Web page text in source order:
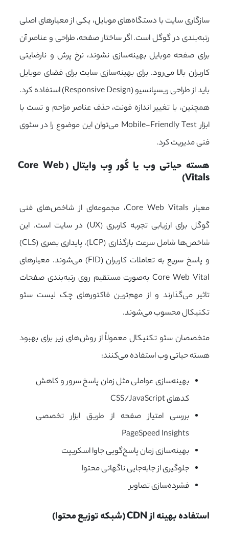
سازگاری سایت با دستگاه‌های موبایل، یکی از معیارهای اصلی
رتبه‌بندی در گوگل است. اگر ساختار صفحه، طراحی و عناصر آن
برای صفحه موبایل بهینه‌سازی نشوند، نرخ پرش و نارضایتی
کاربران بالا می‌رود. برای بهینه‌سازی سایت برای فضای موبایل
باید از طراحی ریسپانسیو (Responsive Design) استفاده کرد.
همچنین، با تغییر اندازه فونت، حذف عناصر مزاحم و تست با
ابزار Mobile-Friendly Test می‌توان این موضوع را در سئوی
فنی مدیریت کرد.
هسته حیاتی وب یا کُور وِب وایتال (Core Web
Vitals)
معیار Core Web Vitals، مجموعه‌ای از شاخص‌های فنی
گوگل برای ارزیابی تجربه کاربری (UX) در سایت است. این
شاخص‌ها شامل سرعت بارگذاری (LCP)، پایداری بصری (CLS)
و پاسخ سریع به تعاملات کاربران (FID) می‌شوند. معیارهای
Core Web Vital به‌صورت مستقیم روی رتبه‌بندی صفحات
تاثیر می‌گذارند و از مهم‌ترین فاکتورهای چک لیست سئو
تکنیکال محسوب می‌شوند.
متخصصان سئو تکنیکال معمولاً از روش‌های زیر برای بهبود
هسته حیاتی وب استفاده می‌کنند:
بهینه‌سازی عواملی مثل زمان پاسخ سرور و کاهش
کدهای CSS/JavaScript
بررسی امتیاز صفحه از طریق ابزار تخصصی
PageSpeed Insights
بهینه‌سازی زمان پاسخ‌گویی جاوا اسکریپت
جلوگیری از جابه‌جایی ناگهانی محتوا
فشرده‌سازی تصاویر
استفاده بهینه از CDN (شبکه توزیع محتوا)